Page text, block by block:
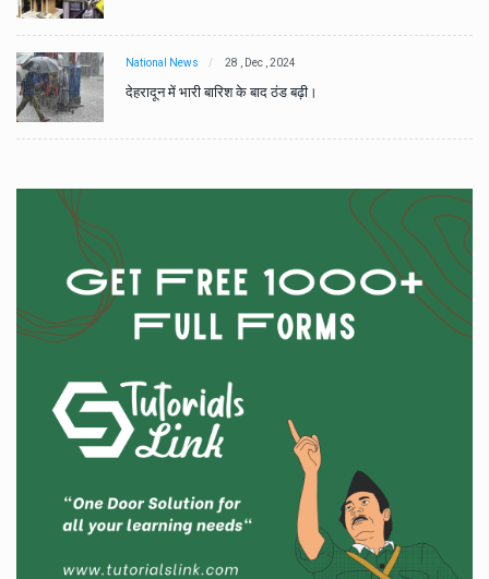
National News 28 , Dec , 2024
देहरादून में भारी बारिश के बाद ठंड बढ़ी।